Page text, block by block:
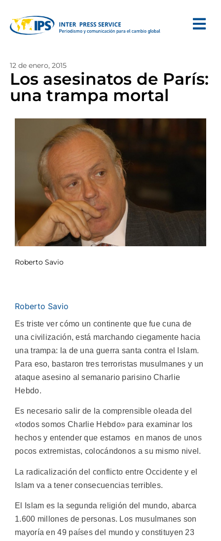
12 de enero, 2015
Los asesinatos de París:
una trampa mortal
Roberto Savio
Roberto Savio
Es triste ver cómo un continente que fue cuna de
una civilización, está marchando ciegamente hacia
una trampa: la de una guerra santa contra el Islam.
Para eso, bastaron tres terroristas musulmanes y un
ataque asesino al semanario parisino Charlie
Hebdo.
Es necesario salir de la comprensible oleada del
«todos somos Charlie Hebdo» para examinar los
hechos y entender que estamos en manos de unos
pocos extremistas, colocándonos a su mismo nivel.
La radicalización del conflicto entre Occidente y el
Islam va a tener consecuencias terribles.
El Islam es la segunda religión del mundo, abarca
1.600 millones de personas. Los musulmanes son
mayoría en 49 países del mundo y constituyen 23